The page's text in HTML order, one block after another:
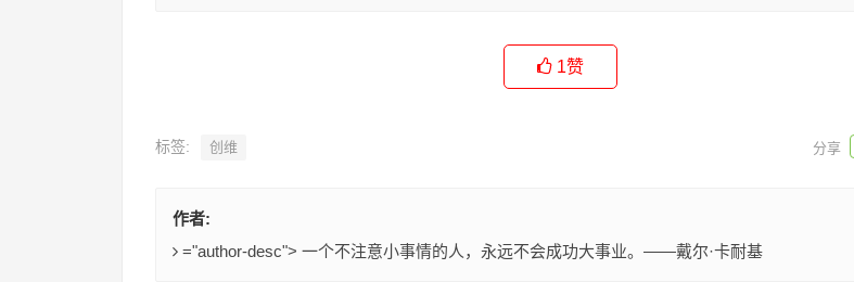
1赞
标签: 创维
作者:
="author-desc"> 一个不注意小事情的人，永远不会成功大事业。——戴尔·卡耐基